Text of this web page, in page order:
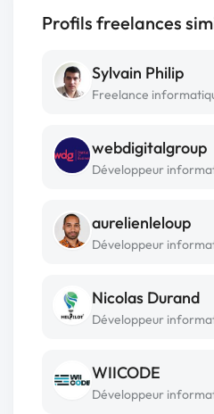
Profils freelances
Sylvain Philip
Freelance
webdigitalgroup
Développeur
aurelienleloup
Développeur
Nicolas Durand
Développeur
WIICODE
Développeur